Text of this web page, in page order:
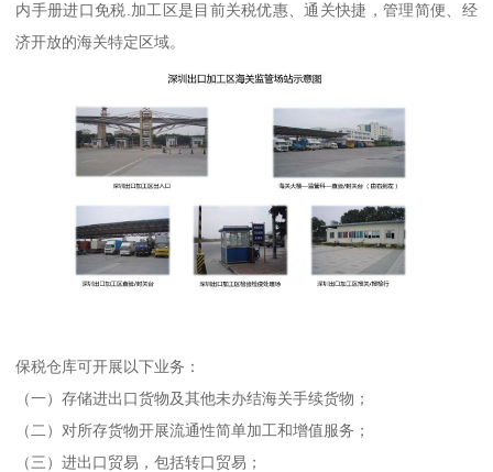
内手册进口免税.加工区是目前关税优惠、通关快捷，管理简便、经
济开放的海关特定区域。
保税仓库可开展以下业务：
（一）存储进出口货物及其他未办结海关手续货物；
（二）对所存货物开展流通性简单加工和增值服务；
（三）进出口贸易，包括转口贸易；